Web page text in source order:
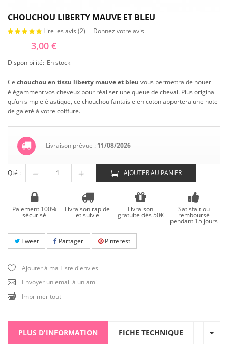
CHOUCHOU LIBERTY MAUVE ET BLEU
Lire les avis (2) Donnez votre avis
3,00 €
Disponibilité: En stock
Ce chouchou en tissu liberty mauve et bleu vous permettra de nouer
élégamment vos cheveux pour réaliser une queue de cheval. Plus original
qu’un simple élastique, ce chouchou fantaisie en coton apportera une note
de gaieté à votre coiffure.
Livraison prévue : 11/08/2026
Qté : AJOUTER AU PANIER
Paiement 100%
sécurisé
Livraison rapide
et suivie
Livraison
gratuite dès 50€
Satisfait ou
remboursé
pendant 15 jours
Tweet Partager Pinterest
Ajouter à ma Liste d'envies
Envoyer un email à un ami
Imprimer tout
PLUS D'INFORMATION FICHE TECHNIQUE